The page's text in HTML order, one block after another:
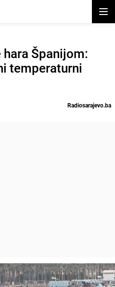
Španijom:
temperaturni
Radiosarajevo.ba